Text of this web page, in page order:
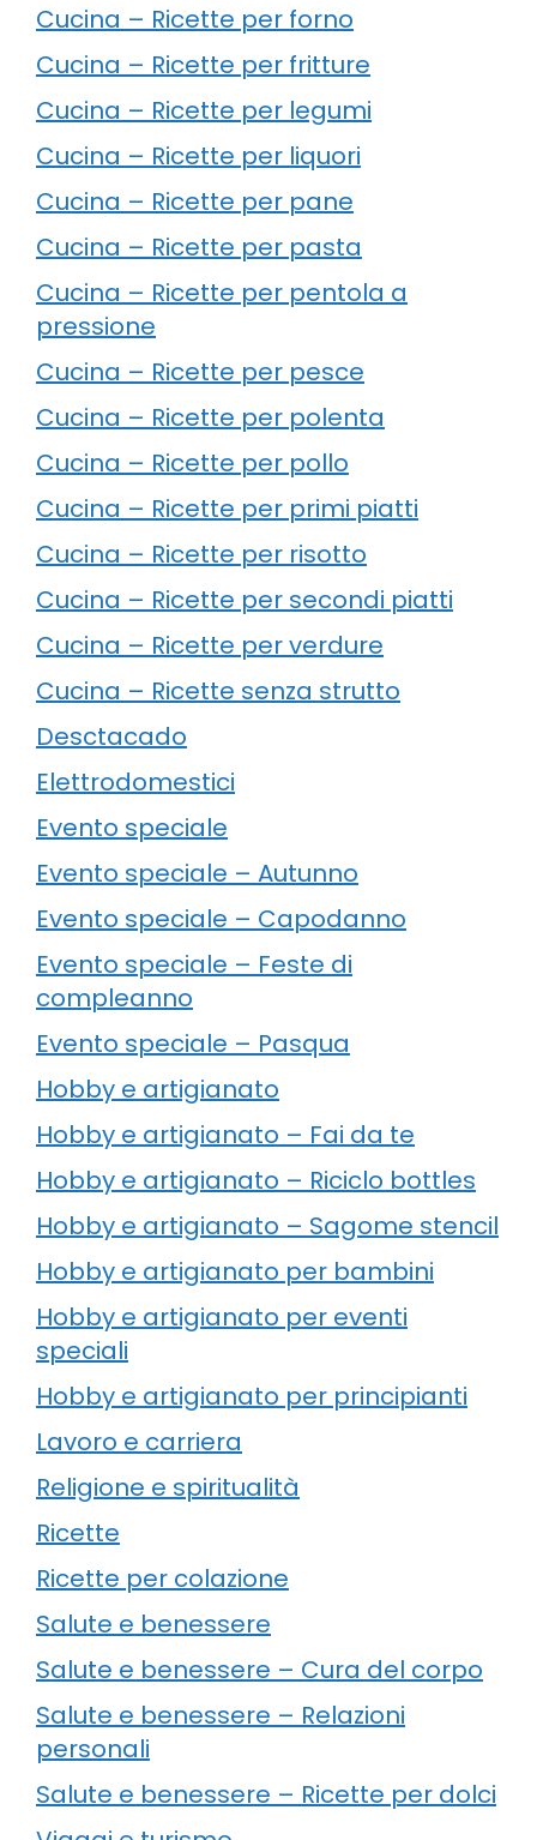
Cucina – Ricette per forno
Cucina – Ricette per fritture
Cucina – Ricette per legumi
Cucina – Ricette per liquori
Cucina – Ricette per pane
Cucina – Ricette per pasta
Cucina – Ricette per pentola a
pressione
Cucina – Ricette per pesce
Cucina – Ricette per polenta
Cucina – Ricette per pollo
Cucina – Ricette per primi piatti
Cucina – Ricette per risotto
Cucina – Ricette per secondi piatti
Cucina – Ricette per verdure
Cucina – Ricette senza strutto
Desctacado
Elettrodomestici
Evento speciale
Evento speciale – Autunno
Evento speciale – Capodanno
Evento speciale – Feste di
compleanno
Evento speciale – Pasqua
Hobby e artigianato
Hobby e artigianato – Fai da te
Hobby e artigianato – Riciclo bottles
Hobby e artigianato – Sagome stencil
Hobby e artigianato per bambini
Hobby e artigianato per eventi
speciali
Hobby e artigianato per principianti
Lavoro e carriera
Religione e spiritualità
Ricette
Ricette per colazione
Salute e benessere
Salute e benessere – Cura del corpo
Salute e benessere – Relazioni
personali
Salute e benessere – Ricette per dolci